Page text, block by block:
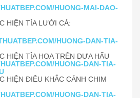
HUONG-MAI-DAO-
HIỆN TỈA LƯỚI CÁ:
HUONG-DAN-TIA-
HIỆN TỈA HOA TRÊN DƯA HẤU
HUONG-DAN-TIA-
HIỆN ĐIÊU KHẮC CÁNH CHIM
HUONG-DAN-TIA-